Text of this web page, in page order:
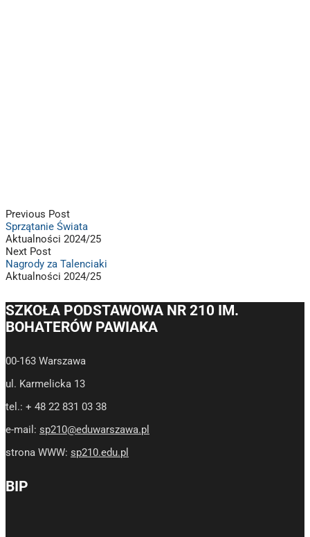
Previous Post
Sprzątanie Świata
Aktualności 2024/25
Next Post
Nagrody za Talenciaki
Aktualności 2024/25
SZKOŁA PODSTAWOWA NR 210 IM.
BOHATERÓW PAWIAKA
00-163 Warszawa
ul. Karmelicka 13
tel.: + 48 22 831 03 38
e-mail: sp210@eduwarszawa.pl
strona WWW: sp210.edu.pl
BIP